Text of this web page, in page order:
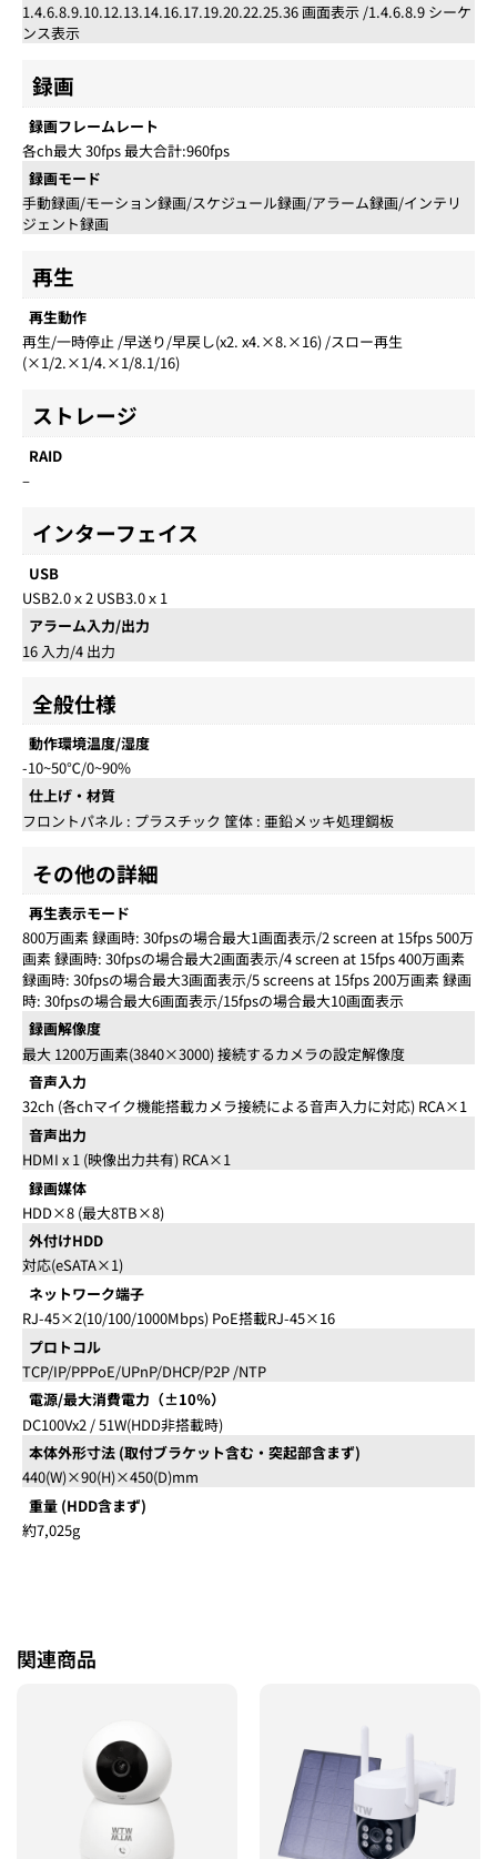
1.4.6.8.9.10.12.13.14.16.17.19.20.22.25.36 画面表示 /1.4.6.8.9 シーケ
ンス表示
録画
録画フレームレート
各ch最大 30fps 最大合計:960fps
録画モード
手動録画/モーション録画/スケジュール録画/アラーム録画/インテリ
ジェント録画
再生
再生動作
再生/一時停止 /早送り/早戻し(x2. x4.×8.×16) /スロー再生
(×1/2.×1/4.×1/8.1/16)
ストレージ
RAID
–
インターフェイス
USB
USB2.0ｘ2 USB3.0ｘ1
アラーム入力/出力
16 入力/4 出力
全般仕様
動作環境温度/湿度
-10~50℃/0~90%
仕上げ・材質
フロントパネル : プラスチック 筐体 : 亜鉛メッキ処理鋼板
その他の詳細
再生表示モード
800万画素 録画時: 30fpsの場合最大1画面表示/2 screen at 15fps 500万
画素 録画時: 30fpsの場合最大2画面表示/4 screen at 15fps 400万画素
録画時: 30fpsの場合最大3画面表示/5 screens at 15fps 200万画素 録画
時: 30fpsの場合最大6画面表示/15fpsの場合最大10画面表示
録画解像度
最大 1200万画素(3840×3000) 接続するカメラの設定解像度
音声入力
32ch (各chマイク機能搭載カメラ接続による音声入力に対応) RCA×1
音声出力
HDMI x 1 (映像出力共有) RCA×1
録画媒体
HDD×8 (最大8TB×8)
外付けHDD
対応(eSATA×1)
ネットワーク端子
RJ-45×2(10/100/1000Mbps) PoE搭載RJ-45×16
プロトコル
TCP/IP/PPPoE/UPnP/DHCP/P2P /NTP
電源/最大消費電力（±10％）
DC100Vx2 / 51W(HDD非搭載時)
本体外形寸法 (取付ブラケット含む・突起部含まず)
440(W)×90(H)×450(D)mm
重量 (HDD含まず)
約7,025g
関連商品